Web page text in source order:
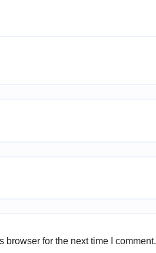
for the next time I comment.